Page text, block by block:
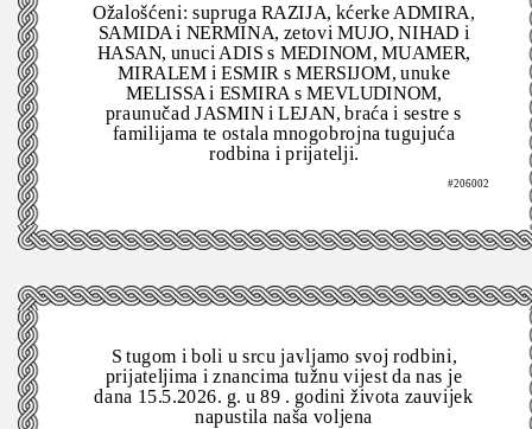
Ožalošćeni: supruga RAZIJA, kćerke ADMIRA,
SAMIDA i NERMINA, zetovi MUJO, NIHAD i
HASAN, unuci ADIS s MEDINOM, MUAMER,
MIRALEM i ESMIR s MERSIJOM, unuke
MELISSA i ESMIRA s MEVLUDINOM,
praunučad JASMIN i LEJAN, braća i sestre s
familijama te ostala mnogobrojna tugujuća
rodbina i prijatelji.
#206002
S tugom i boli u srcu javljamo svoj rodbini,
prijateljima i znancima tužnu vijest da nas je
dana 15.5.2026. g. u 89 . godini života zauvijek
napustila naša voljena